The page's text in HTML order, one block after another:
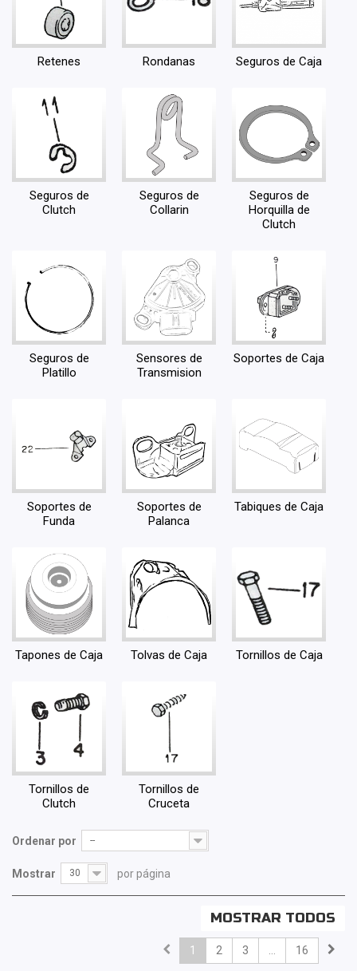
Retenes Rondanas Seguros de Caja
Seguros de
Clutch
Seguros de
Collarin
Seguros de
Horquilla de
Clutch
Seguros de
Platillo
Sensores de
Transmision
Soportes de Caja
Soportes de
Funda
Soportes de
Palanca
Tabiques de Caja
Tapones de Caja Tolvas de Caja Tornillos de Caja
Tornillos de
Clutch
Tornillos de
Cruceta
Ordenar por --
Mostrar 30 por página
MOSTRAR TODOS
1 2 3 ... 16